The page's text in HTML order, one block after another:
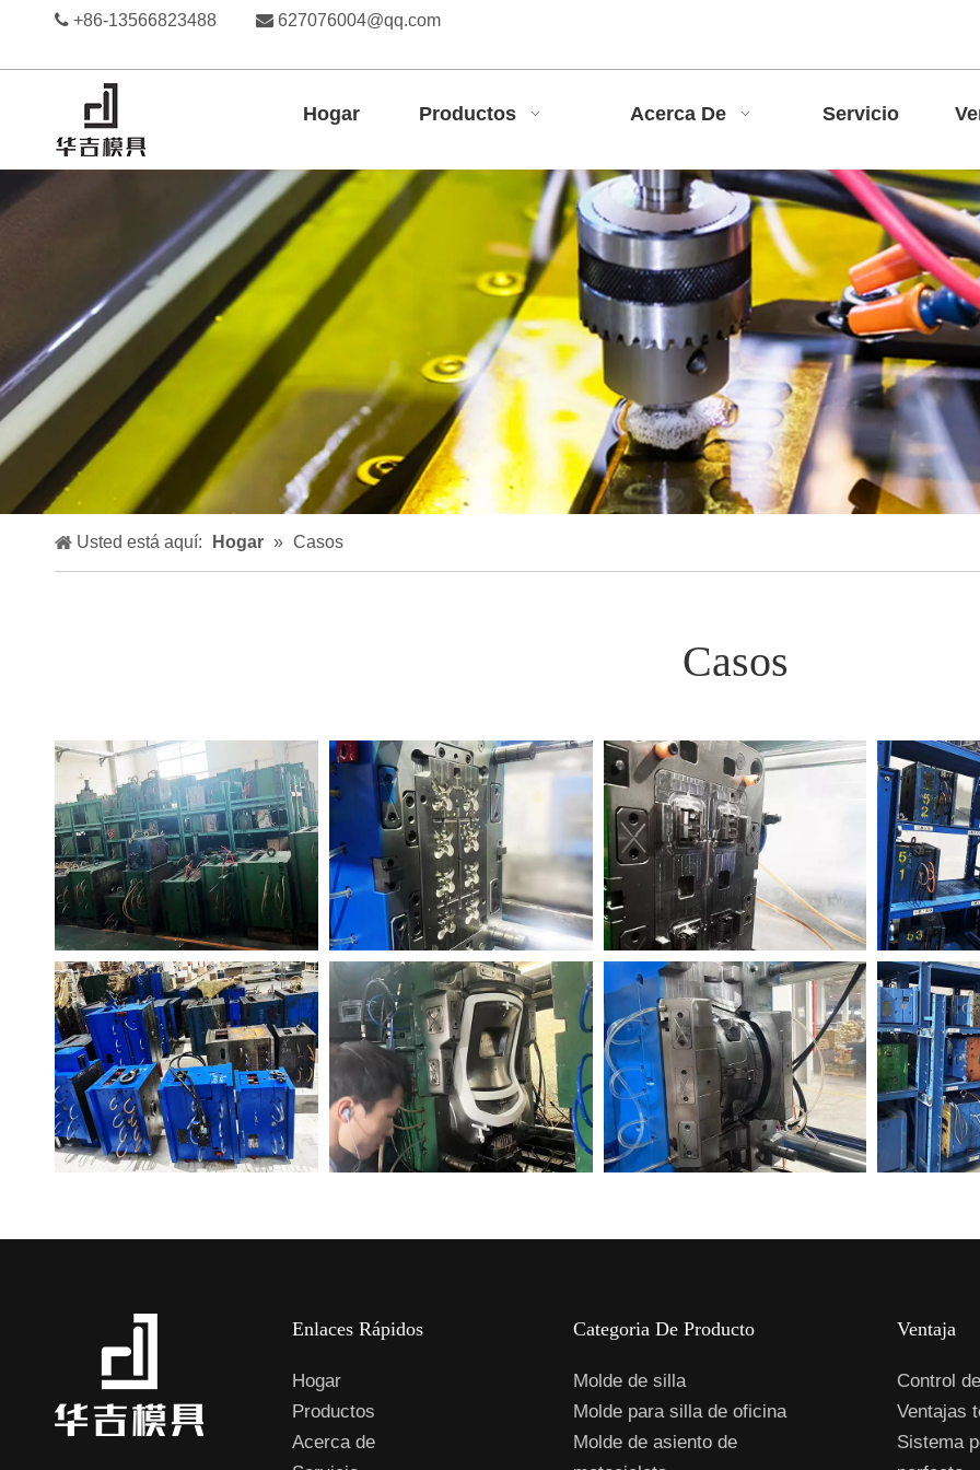
 +86-13566823488  627076004@qq.com
Hogar Productos Acerca De Servicio
Usted está aquí: Hogar » Casos
Casos
Enlaces Rápidos
Hogar
Productos
Acerca de
Categoria De Producto
Molde de silla
Molde para silla de oficina
Molde de asiento de
Ventaja
Control
Ventajas
Sistema